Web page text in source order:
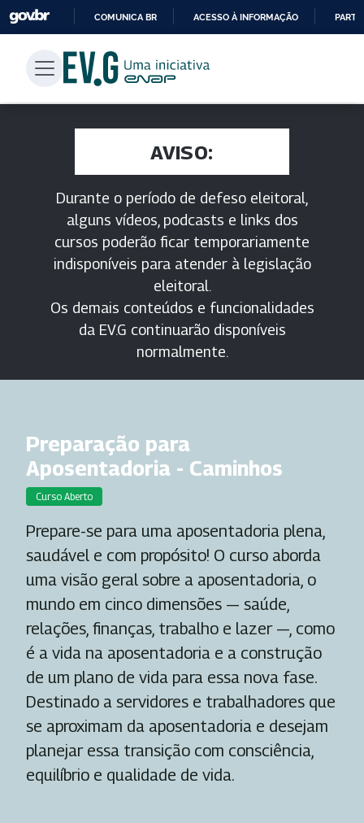
PARA
CONTEÚDO
COMUNICA BR ACESSO À INFORMAÇÃO
AVISO:
Durante o período de defeso eleitoral,
alguns vídeos, podcasts e links dos
cursos poderão ficar temporariamente
indisponíveis para atender à legislação
eleitoral.
Os demais conteúdos e funcionalidades
da EV.G continuarão disponíveis
normalmente.
Preparação para
Aposentadoria - Caminhos
Curso Aberto
Prepare-se para uma aposentadoria plena,
saudável e com propósito! O curso aborda
uma visão geral sobre a aposentadoria, o
mundo em cinco dimensões — saúde,
relações, finanças, trabalho e lazer —, como
é a vida na aposentadoria e a construção
de um plano de vida para essa nova fase.
Destinado a servidores e trabalhadores que
se aproximam da aposentadoria e desejam
planejar essa transição com consciência,
equilíbrio e qualidade de vida.